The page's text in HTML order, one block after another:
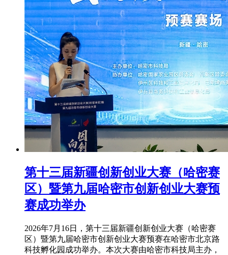
第十三届新疆创新创业大赛（哈密赛
区）暨第九届哈密市创新创业大赛预
赛成功举办
2026年7月16日，第十三届新疆创新创业大赛（哈密赛
区）暨第九届哈密市创新创业大赛预赛在哈密市北京路
科技孵化园成功举办。本次大赛由哈密市科技局主办，